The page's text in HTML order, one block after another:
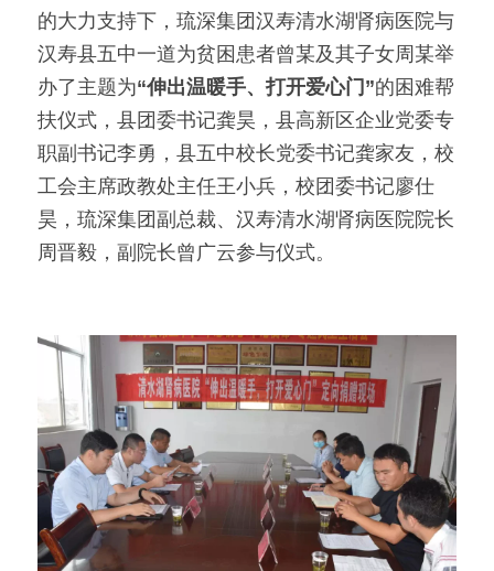
的大力支持下，琉深集团汉寿清水湖肾病医院与
汉寿县五中一道为贫困患者曾某及其子女周某举
办了主题为“伸出温暖手、打开爱心门”的困难帮
扶仪式，县团委书记龚昊，县高新区企业党委专
职副书记李勇，县五中校长党委书记龚家友，校
工会主席政教处主任王小兵，校团委书记廖仕
昊，琉深集团副总裁、汉寿清水湖肾病医院院长
周晋毅，副院长曾广云参与仪式。